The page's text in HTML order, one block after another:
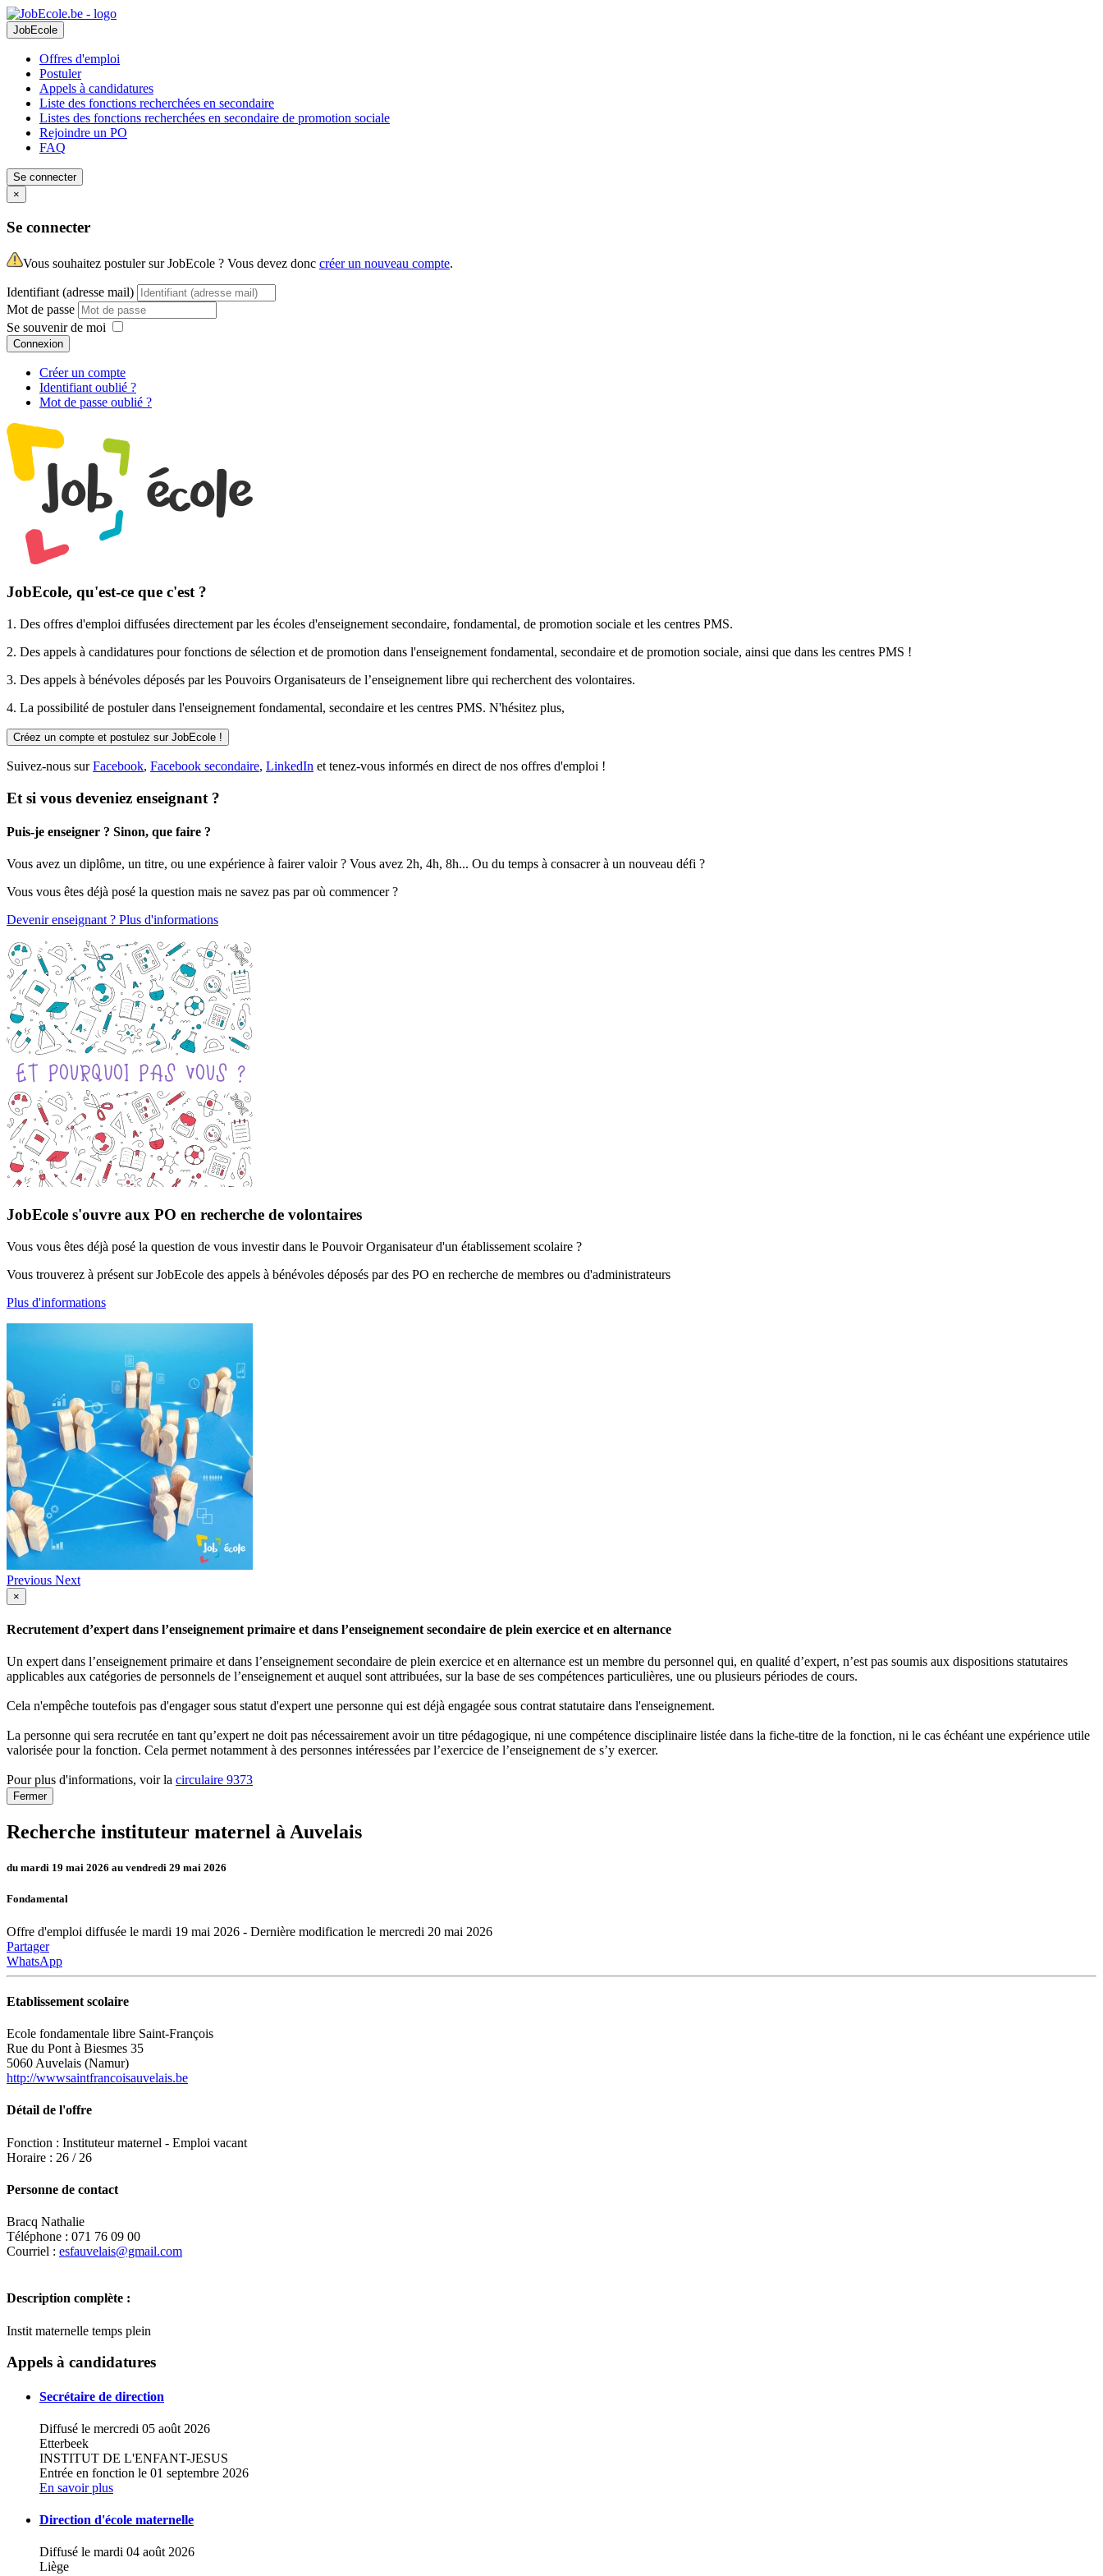
JobEcole
Offres d'emploi
Postuler
Appels à candidatures
Liste des fonctions recherchées en secondaire
Listes des fonctions recherchées en secondaire de promotion sociale
Rejoindre un PO
FAQ
Se connecter
×
Se connecter
Vous souhaitez postuler sur JobEcole ? Vous devez donc créer un nouveau compte.
Identifiant (adresse mail)
Mot de passe
Se souvenir de moi
Connexion
Créer un compte
Identifiant oublié ?
Mot de passe oublié ?
JobEcole, qu'est-ce que c'est ?
1. Des offres d'emploi diffusées directement par les écoles d'enseignement secondaire, fondamental, de promotion sociale et les centres PMS.
2. Des appels à candidatures pour fonctions de sélection et de promotion dans l'enseignement fondamental, secondaire et de promotion sociale, ainsi que dans les centres PMS !
3. Des appels à bénévoles déposés par les Pouvoirs Organisateurs de l’enseignement libre qui recherchent des volontaires.
4. La possibilité de postulerdans l'enseignement fondamental, secondaire et les centres PMS. N'hésitez plus,
Créez un compte et postulez sur JobEcole !
Suivez-nous surFacebook, Facebook secondaire, LinkedIn et tenez-vous informés en direct de nos offres d'emploi !
Et si vous deveniez enseignant ?
Puis-je enseigner ? Sinon, que faire ?
Vous avez un diplôme, un titre, ou une expérience à fairer valoir ? Vous avez 2h, 4h, 8h... Ou du temps à consacrer à un nouveau défi ?
Vous vous êtes déjà posé la question mais ne savez pas par où commencer ?
Devenir enseignant ? Plus d'informations
JobEcole s'ouvre aux PO en recherche de volontaires
Vous vous êtes déjà posé la question de vous investir dans le Pouvoir Organisateur d'un établissement scolaire ?
Vous trouverez à présent sur JobEcole des appels à bénévoles déposés par des PO en recherche de membres ou d'administrateurs
Plus d'informations
Previous Next
×
Recrutement d’expert dans l’enseignement primaire et dans l’enseignement secondaire de plein exercice et en alternance
Un expert dans l’enseignement primaire et dans l’enseignement secondaire de plein exercice et en alternance est un membre du personnel qui, en qualité d’expert, n’est pas soumis aux dispositions statutaires
applicables aux catégories de personnels de l’enseignement et auquel sont attribuées, sur la base de ses compétences particulières, une ou plusieurs périodes de cours.
Cela n'empêche toutefois pas d'engager sous statut d'expert une personne qui est déjà engagée sous contrat statutaire dans l'enseignement.
La personne qui sera recrutée en tant qu’expert ne doit pas nécessairement avoir un titre pédagogique, ni une compétence disciplinaire listée dans la fiche-titre de la fonction, ni le cas échéant une expérience utile
valorisée pour la fonction. Cela permet notamment à des personnes intéressées par l’exercice de l’enseignement de s’y exercer.
Pour plus d'informations, voir la circulaire 9373
Fermer
Recherche instituteur maternel à Auvelais
du mardi 19 mai 2026 au vendredi 29 mai 2026
Fondamental
Offre d'emploi diffusée le mardi 19 mai 2026 - Dernière modification le mercredi 20 mai 2026
Partager
WhatsApp
Etablissement scolaire
Ecole fondamentale libre Saint-François
Rue du Pont à Biesmes 35
5060 Auvelais (Namur)
http://wwwsaintfrancoisauvelais.be
Détail de l'offre
Fonction : Instituteur maternel - Emploi vacant
Horaire : 26 / 26
Personne de contact
Bracq Nathalie
Téléphone : 071 76 09 00
Courriel : esfauvelais@gmail.com
Description complète :
Instit maternelle temps plein
+
Appels à candidatures
Secrétaire de direction
Diffusé le mercredi 05 août 2026
Etterbeek
INSTITUT DE L'ENFANT-JESUS
Entrée en fonction le 01 septembre 2026
En savoir plus
Direction d'école maternelle
Diffusé le mardi 04 août 2026
Liège